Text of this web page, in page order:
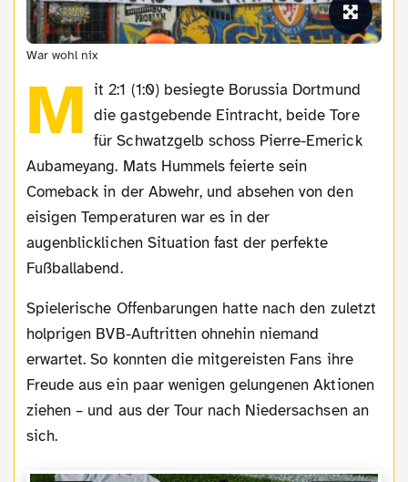
War wohl nix
M it 2:1 (1:0) besiegte Borussia Dortmund
die gastgebende Eintracht, beide Tore
für Schwatzgelb schoss Pierre-Emerick
Aubameyang. Mats Hummels feierte sein
Comeback in der Abwehr, und absehen von den
eisigen Temperaturen war es in der
augenblicklichen Situation fast der perfekte
Fußballabend.
Spielerische Offenbarungen hatte nach den zuletzt
holprigen BVB-Auftritten ohnehin niemand
erwartet. So konnten die mitgereisten Fans ihre
Freude aus ein paar wenigen gelungenen Aktionen
ziehen – und aus der Tour nach Niedersachsen an
sich.